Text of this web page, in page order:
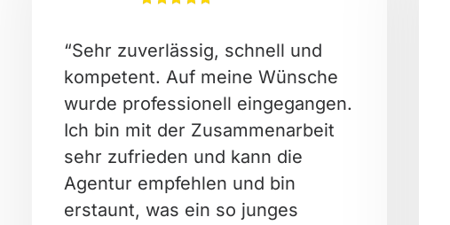
“Sehr zuverlässig, schnell und
kompetent. Auf meine Wünsche
wurde professionell eingegangen.
Ich bin mit der Zusammenarbeit
sehr zufrieden und kann die
Agentur empfehlen und bin
erstaunt, was ein so junges